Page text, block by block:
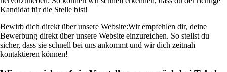
Kandidat für die Stelle bist!
Bewirb dich direkt über unsere Website:Wir empfehlen dir, deine
Bewerbung direkt über unsere Website einzureichen. So stellst du
sicher, dass sie schnell bei uns ankommt und wir dich zeitnah
kontaktieren können!